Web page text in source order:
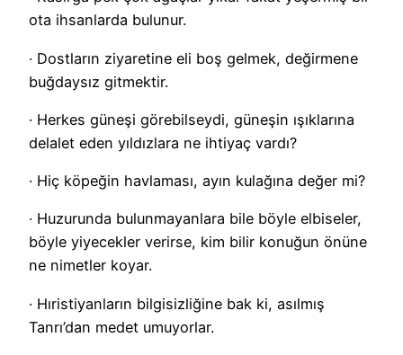
ota ihsanlarda bulunur.
· Dostların ziyaretine eli boş gelmek, değirmene
buğdaysız gitmektir.
· Herkes güneşi görebilseydi, güneşin ışıklarına
delalet eden yıldızlara ne ihtiyaç vardı?
· Hiç köpeğin havlaması, ayın kulağına değer mi?
· Huzurunda bulunmayanlara bile böyle elbiseler,
böyle yiyecekler verirse, kim bilir konuğun önüne
ne nimetler koyar.
· Hıristiyanların bilgisizliğine bak ki, asılmış
Tanrı’dan medet umuyorlar.